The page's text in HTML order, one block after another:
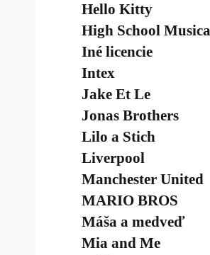
Hello Kitty
High School
Iné licencie
Intex
Jake Et Le
Jonas Brothers
Lilo a Stich
Liverpool
Manchester United
MARIO BROS
Máša a medveď
Mia and Me